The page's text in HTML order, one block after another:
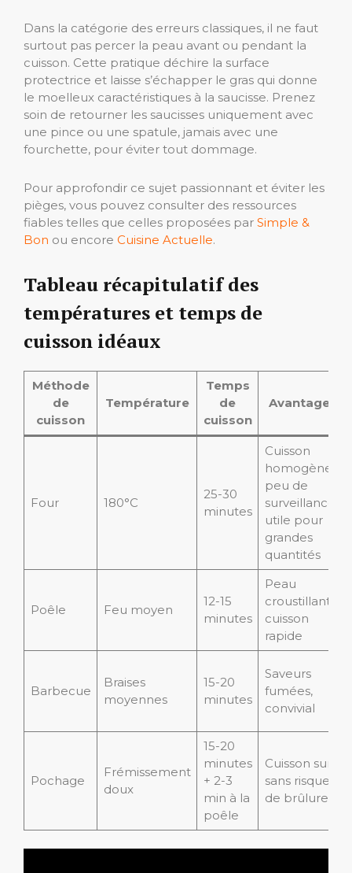
Dans la catégorie des erreurs classiques, il ne faut
surtout pas percer la peau avant ou pendant la
cuisson. Cette pratique déchire la surface
protectrice et laisse s’échapper le gras qui donne
le moelleux caractéristiques à la saucisse. Prenez
soin de retourner les saucisses uniquement avec
une pince ou une spatule, jamais avec une
fourchette, pour éviter tout dommage.
Pour approfondir ce sujet passionnant et éviter les
pièges, vous pouvez consulter des ressources
fiables telles que celles proposées par Simple &
Bon ou encore Cuisine Actuelle.
Tableau récapitulatif des
températures et temps de
cuisson idéaux
Méthode
de
cuisson
Température
Temps
de
cuisson
Avantages
Four 180°C
25-30
minutes
Cuisson
homogène,
peu de
surveillance,
utile pour
grandes
quantités
Poêle Feu moyen
12-15
minutes
Peau
croustillante,
cuisson
rapide
Barbecue
Braises
moyennes
15-20
minutes
Saveurs
fumées,
convivial
Pochage
Frémissement
doux
15-20
minutes
+ 2-3
min à la
poêle
Cuisson sure
sans risque
de brûlure